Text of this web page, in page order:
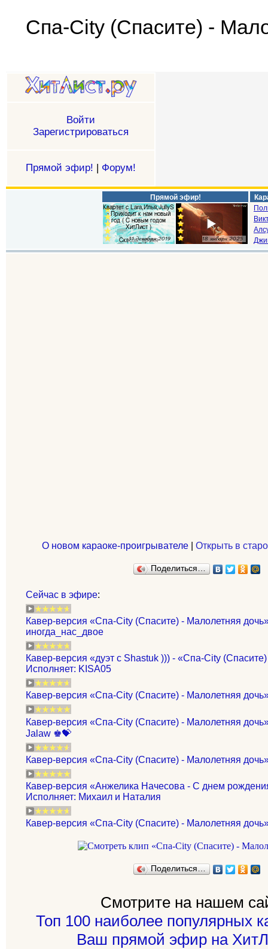
Спа-City (Спасите) -
Войти
Зарегистрироваться
Прямой эфир! | Форум!
Прямой эфир!
О новом караоке-проигрывателе| Открыть в
Поделиться…
Сейчас в эфире:
Кавер-версия «Спа-City (Спасите) - Малолетняя
иногда_нас_двое
Кавер-версия «дуэт с Shastuk ))) - «Спа-City
Исполняет: KISA05
Кавер-версия «Спа-City (Спасите) - Малолетняя
Кавер-версия «Спа-City (Спасите) - Малолетняя
Jalaw ♚💝
Кавер-версия «Спа-City (Спасите) - Малолетняя
Кавер-версия «Анжелика Начесова - С днем
Исполняет: Михаил и Наталия
Кавер-версия «Спа-City (Спасите) - Малолетняя
Поделиться…
Смотрите на нашем
Топ 100 наиболее популярных
Ваш прямой эфир на